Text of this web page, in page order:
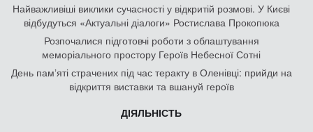
Найважливіші виклики сучасності у відкритій розмові. У Києві
відбудуться «Актуальні діалоги» Ростислава Прокопюка
Розпочалися підготовчі роботи з облаштування
меморіального простору Героїв Небесної Сотні
День памʼяті страчених під час теракту в Оленівці: прийди на
відкриття виставки та вшануй героїв
ДІЯЛЬНІСТЬ